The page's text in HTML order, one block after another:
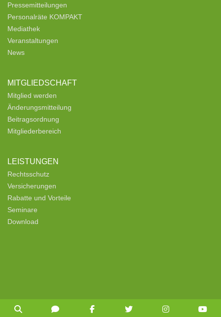
Pressemitteilungen
Personalräte KOMPAKT
Mediathek
Veranstaltungen
News
MITGLIEDSCHAFT
Mitglied werden
Änderungsmitteilung
Beitragsordnung
Mitgliederbereich
LEISTUNGEN
Rechtsschutz
Versicherungen
Rabatte und Vorteile
Seminare
Download